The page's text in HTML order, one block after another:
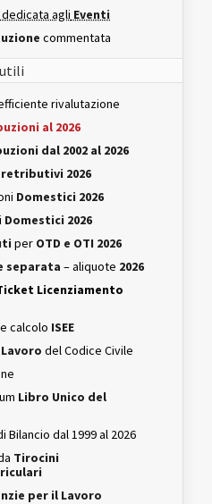
dedicata agli Eventi
commentata
rivalutazione
al 2026
dal 2002 al 2026
2026
Domestici 2026
Domestici 2026
per OTD e OTI 2026
separata – aliquote 2026
Licenziamento
calcolo ISEE
del Codice Civile
Libro Unico del
Bilancio dal 1999 al 2026
Tirocini
per il Lavoro